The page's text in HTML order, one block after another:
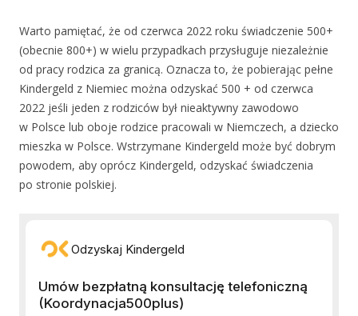
Warto pamiętać, że od czerwca 2022 roku świadczenie 500+
(obecnie 800+) w wielu przypadkach przysługuje niezależnie
od pracy rodzica za granicą. Oznacza to, że pobierając pełne
Kindergeld z Niemiec można odzyskać 500 + od czerwca
2022 jeśli jeden z rodziców był nieaktywny zawodowo
w Polsce lub oboje rodzice pracowali w Niemczech, a dziecko
mieszka w Polsce. Wstrzymane Kindergeld może być dobrym
powodem, aby oprócz Kindergeld, odzyskać świadczenia
po stronie polskiej.